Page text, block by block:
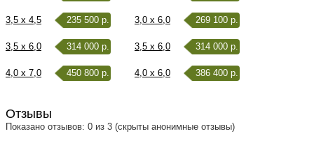
3,5 x 4,5 235 500 р. 3,0 x 6,0 269 100 р.
3,5 x 6,0 314 000 р. 3,5 x 6,0 314 000 р.
4,0 x 7,0 450 800 р. 4,0 x 6,0 386 400 р.
Отзывы
Показано отзывов: 0 из 3 (скрыты анонимные отзывы)